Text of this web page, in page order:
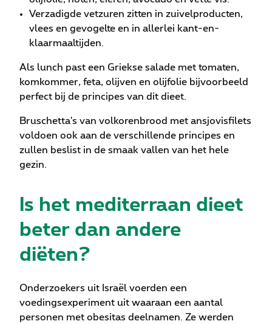
Verzadigde vetzuren zitten in zuivelproducten,
vlees en gevogelte en in allerlei kant-en-
klaarmaaltijden.
Als lunch past een Griekse salade met tomaten,
komkommer, feta, olijven en olijfolie bijvoorbeeld
perfect bij de principes van dit dieet.
Bruschetta's van volkorenbrood met ansjovisfilets
voldoen ook aan de verschillende principes en
zullen beslist in de smaak vallen van het hele
gezin.
Is het mediterraan dieet
beter dan andere
diëten?
Onderzoekers uit Israël voerden een
voedingsexperiment uit waaraan een aantal
personen met obesitas deelnamen. Ze werden